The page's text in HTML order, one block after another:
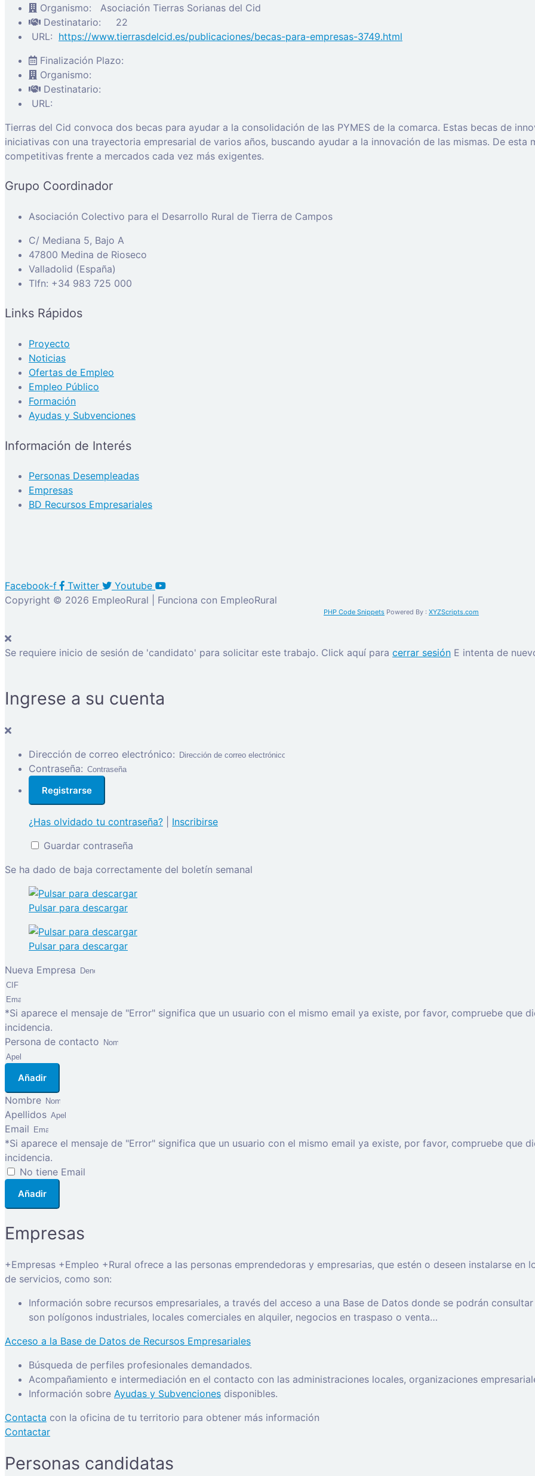
Organismo:
Asociación Tierras Sorianas del Cid
Destinatario:
22
URL: https://www.tierrasdelcid.es/publicaciones/becas-para-empresas-3749.html
Finalización Plazo:
Organismo:
Destinatario:
URL:
Tierras del Cid convoca dos becas para ayudar a la consolidación de las PYMES de la comarca. Estas becas de
iniciativas con una trayectoria empresarial de varios años, buscando ayudar a la innovación de las mismas. De esta
competitivas frente a mercados cada vez más exigentes.
Grupo Coordinador
Asociación Colectivo para el Desarrollo Rural de Tierra de Campos
C/ Mediana 5, Bajo A
47800 Medina de Rioseco
Valladolid (España)
Tlfn: +34 983 725 000
Links Rápidos
Proyecto
Noticias
Ofertas de Empleo
Empleo Público
Formación
Ayudas y Subvenciones
Información de Interés
Personas Desempleadas
Empresas
BD Recursos Empresariales
Facebook-f Twitter
Youtube
Copyright © 2026 EmpleoRural | Funciona con EmpleoRural
PHP Code Snippets Powered By : XYZScripts.com
Se requiere inicio de sesión de 'candidato' para solicitar este trabajo. Click aquí para cerrar sesión E intenta de
Ingrese a su cuenta
Dirección de correo electrónico:
Contraseña:
¿Has olvidado tu contraseña?
Inscribirse
Guardar contraseña
Se ha dado de baja correctamente del boletín semanal
Pulsar para descargar
Pulsar para descargar
Nueva Empresa
*Si aparece el mensaje de "Error" significa que un usuario con el mismo email ya existe, por favor, compruebe que
incidencia.
Persona de contacto
Añadir
Nombre
Apellidos
Email
*Si aparece el mensaje de "Error" significa que un usuario con el mismo email ya existe, por favor, compruebe que
incidencia.
No tiene Email
Añadir
Empresas
+Empresas +Empleo +Rural ofrece a las personas emprendedoras y empresarias, que estén o deseen instalarse
de servicios, como son:
Información sobre recursos empresariales, a través del acceso a una Base de Datos donde se podrán
son polígonos industriales, locales comerciales en alquiler, negocios en traspaso o venta…
Acceso a la Base de Datos de Recursos Empresariales
Búsqueda de perfiles profesionales demandados.
Acompañamiento e intermediación en el contacto con las administraciones locales, organizaciones
Información sobre Ayudas y Subvenciones disponibles.
Contacta con la oficina de tu territorio para obtener más información
Contactar
Personas candidatas